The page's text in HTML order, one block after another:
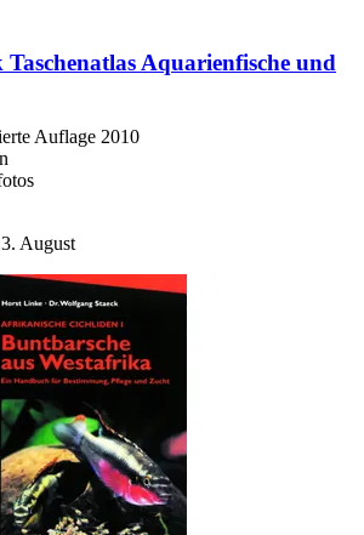
Taschenatlas Aquarienfische und
Auflage 2010
August